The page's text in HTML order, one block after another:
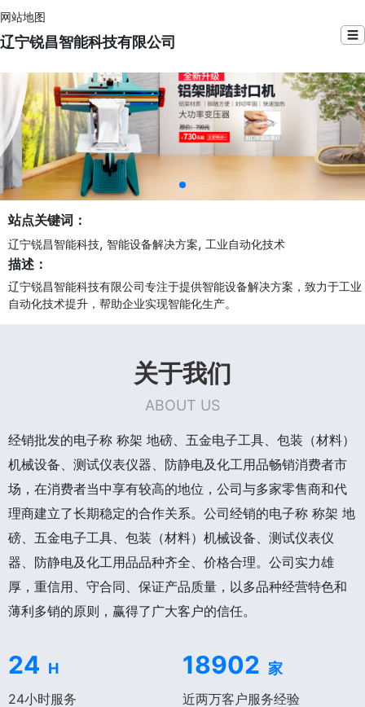
网站地图
辽宁锐昌智能科技有限公司 ☰
站点关键词：
辽宁锐昌智能科技, 智能设备解决方案, 工业自动化技术
描述：
辽宁锐昌智能科技有限公司专注于提供智能设备解决方案，致力于工业
自动化技术提升，帮助企业实现智能化生产。
关于我们
ABOUT US
经销批发的电子称 称架 地磅、五金电子工具、包装（材料）
机械设备、测试仪表仪器、防静电及化工用品畅销消费者市
场，在消费者当中享有较高的地位，公司与多家零售商和代
理商建立了长期稳定的合作关系。公司经销的电子称 称架 地
磅、五金电子工具、包装（材料）机械设备、测试仪表仪
器、防静电及化工用品品种齐全、价格合理。公司实力雄
厚，重信用、守合同、保证产品质量，以多品种经营特色和
薄利多销的原则，赢得了广大客户的信任。
24 H
24小时服务
18902 家
近两万客户服务经验